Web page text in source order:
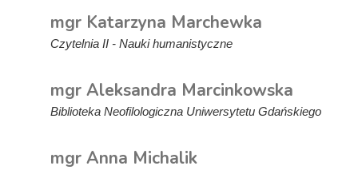
mgr Katarzyna Marchewka
Czytelnia II - Nauki humanistyczne
mgr Aleksandra Marcinkowska
Biblioteka Neofilologiczna Uniwersytetu Gdańskiego
mgr Anna Michalik